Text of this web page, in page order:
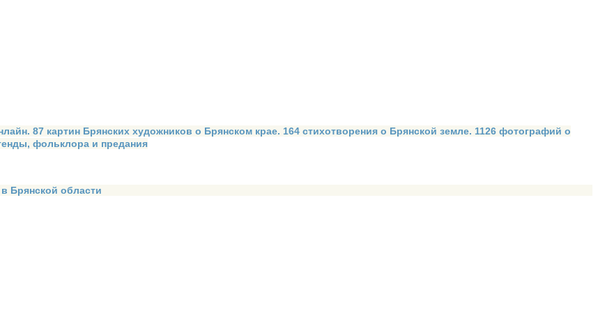
87 картин Брянских художников о Брянском крае. 164 стихотворения о Брянской земле. 1126 фотографий о
фольклора и предания
Брянской области